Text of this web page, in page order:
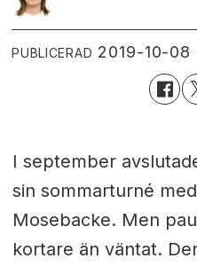
PUBLICERAD 2019-10-08
I september
sin sommarturné
Mosebacke. Men
kortare än väntat.